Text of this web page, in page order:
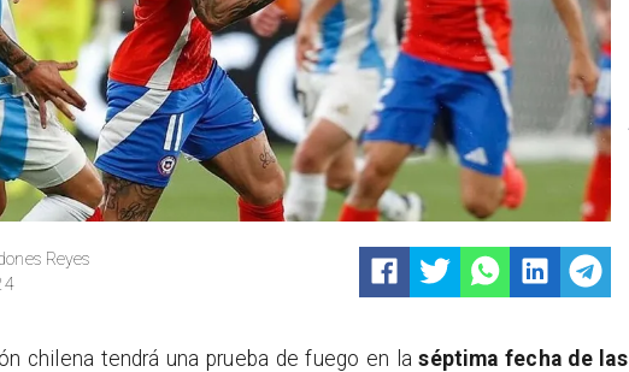
Reyes
chilena tendrá una prueba de fuego en laséptima fecha de las